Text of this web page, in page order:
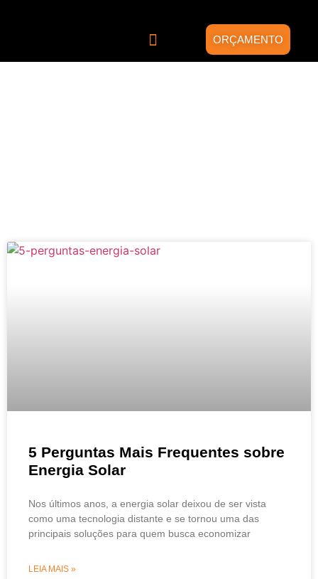
ORÇAMENTO
5 Perguntas Mais Frequentes sobre
Energia Solar
Nos últimos anos, a energia solar deixou de ser vista
como uma tecnologia distante e se tornou uma das
principais soluções para quem busca economizar
LEIA MAIS »